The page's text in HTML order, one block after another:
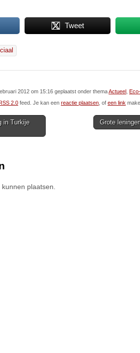
Tweet
2012 om 15:16 geplaatst onder themaActueel
RSS 2.0 feed. Je kan een reactie plaatsen , of een link
in Turkije
Grote
plaatsen.